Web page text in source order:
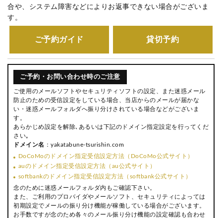
合や、システム障害などによりお返事できない場合がございま
す。
ご予約ガイド 貸切予約
ご予約・お問い合わせ時のご注意
ご使用のメールソフトやセキュリティソフトの設定、また迷惑メール
防止のための受信設定をしている場合、当店からのメールが届かな
い・迷惑メールフォルダへ振り分けされている場合などがございま
す。
あらかじめ設定を解除､あるいは下記のドメイン指定設定を行ってくだ
さい｡
ドメイン名 ：yakatabune-tsurishin.com
DoCoMoのドメイン指定受信設定方法（DoCoMo公式サイト）
auのドメイン指定受信設定方法（au公式サイト）
softbankのドメイン指定受信設定方法（softbank公式サイト）
念のために迷惑メールフォルダ内もご確認下さい。
また、ご利用のプロバイダやメールソフト、セキュリティによっては
初期設定でメールの振り分け機能が稼働している場合がございます。
お手数ですが念のため各々のメール振り分け機能の設定確認も合わせ